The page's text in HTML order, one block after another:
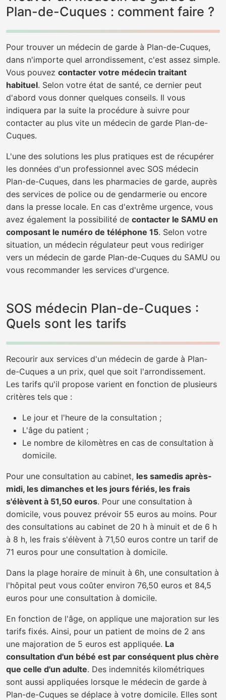
Plan-de-Cuques : comment faire ?
Pour trouver un médecin de garde à Plan-de-Cuques,
dans n'importe quel arrondissement, c'est assez simple.
Vous pouvez contacter votre médecin traitant
habituel. Selon votre état de santé, ce dernier peut
d'abord vous donner quelques conseils. Il vous
indiquera par la suite la procédure à suivre pour
contacter au plus vite un médecin de garde Plan-de-
Cuques.
L'une des solutions les plus pratiques est de récupérer
les données d'un professionnel avec SOS médecin
Plan-de-Cuques, dans les pharmacies de garde, auprès
des services de police ou de gendarmerie ou encore
dans la presse locale. En cas d'extrême urgence, vous
avez également la possibilité de contacter le SAMU en
composant le numéro de téléphone 15. Selon votre
situation, un médecin régulateur peut vous rediriger
vers un médecin de garde Plan-de-Cuques du SAMU ou
vous recommander les services d'urgence.
SOS médecin Plan-de-Cuques :
Quels sont les tarifs
Recourir aux services d'un médecin de garde à Plan-
de-Cuques a un prix, quel que soit l'arrondissement.
Les tarifs qu'il propose varient en fonction de plusieurs
critères tels que :
Le jour et l'heure de la consultation ;
L'âge du patient ;
Le nombre de kilomètres en cas de consultation à
domicile.
Pour une consultation au cabinet, les samedis après-
midi, les dimanches et les jours fériés, les frais
s'élèvent à 51,50 euros. Pour une consultation à
domicile, vous pouvez prévoir 55 euros au moins. Pour
des consultations au cabinet de 20 h à minuit et de 6 h
à 8 h, les frais s'élèvent à 71,50 euros contre un tarif de
71 euros pour une consultation à domicile.
Dans la plage horaire de minuit à 6h, une consultation à
l'hôpital peut vous coûter environ 76,50 euros et 84,5
euros pour une consultation à domicile.
En fonction de l'âge, on applique une majoration sur les
tarifs fixés. Ainsi, pour un patient de moins de 2 ans
une majoration de 5 euros est appliquée. La
consultation d'un bébé est par conséquent plus chère
que celle d'un adulte. Des indemnités kilométriques
sont aussi appliquées lorsque le médecin de garde à
Plan-de-Cuques se déplace à votre domicile. Elles sont